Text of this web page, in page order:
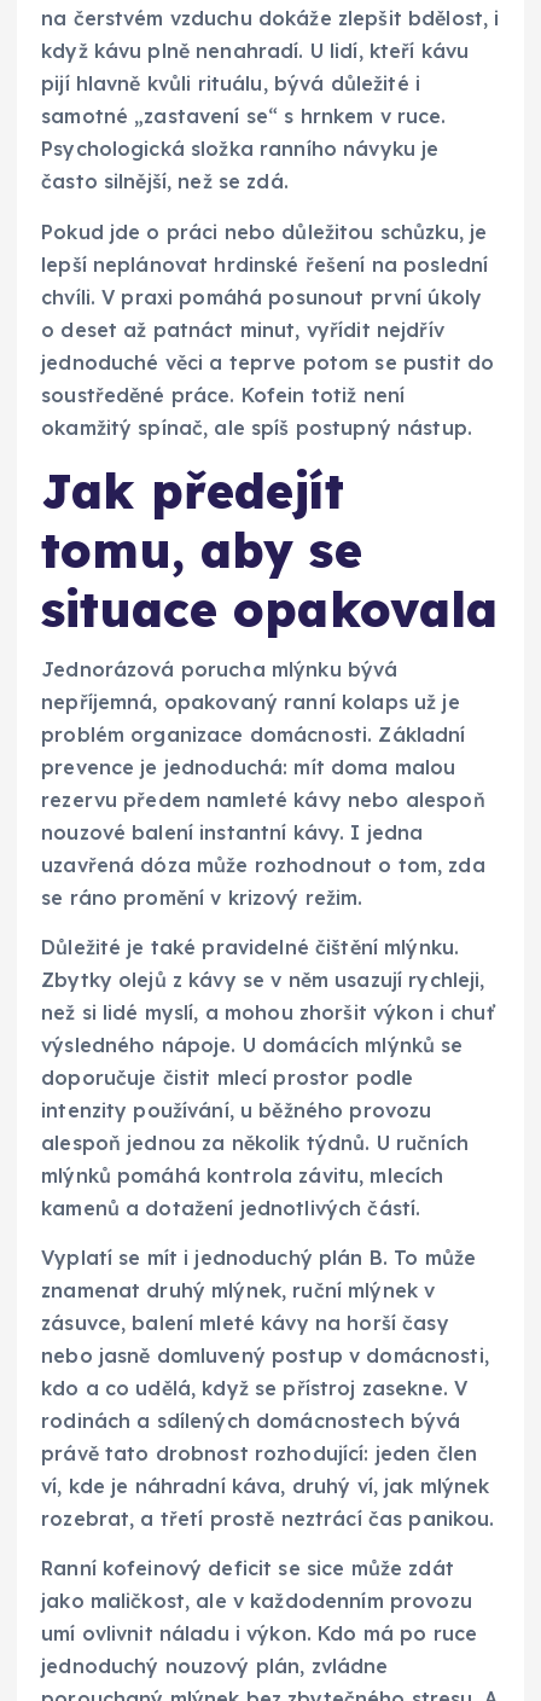
na čerstvém vzduchu dokáže zlepšit bdělost, i
když kávu plně nenahradí. U lidí, kteří kávu
pijí hlavně kvůli rituálu, bývá důležité i
samotné „zastavení se“ s hrnkem v ruce.
Psychologická složka ranního návyku je
často silnější, než se zdá.
Pokud jde o práci nebo důležitou schůzku, je
lepší neplánovat hrdinské řešení na poslední
chvíli. V praxi pomáhá posunout první úkoly
o deset až patnáct minut, vyřídit nejdřív
jednoduché věci a teprve potom se pustit do
soustředěné práce. Kofein totiž není
okamžitý spínač, ale spíš postupný nástup.
Jak předejít
tomu, aby se
situace opakovala
Jednorázová porucha mlýnku bývá
nepříjemná, opakovaný ranní kolaps už je
problém organizace domácnosti. Základní
prevence je jednoduchá: mít doma malou
rezervu předem namleté kávy nebo alespoň
nouzové balení instantní kávy. I jedna
uzavřená dóza může rozhodnout o tom, zda
se ráno promění v krizový režim.
Důležité je také pravidelné čištění mlýnku.
Zbytky olejů z kávy se v něm usazují rychleji,
než si lidé myslí, a mohou zhoršit výkon i chuť
výsledného nápoje. U domácích mlýnků se
doporučuje čistit mlecí prostor podle
intenzity používání, u běžného provozu
alespoň jednou za několik týdnů. U ručních
mlýnků pomáhá kontrola závitu, mlecích
kamenů a dotažení jednotlivých částí.
Vyplatí se mít i jednoduchý plán B. To může
znamenat druhý mlýnek, ruční mlýnek v
zásuvce, balení mleté kávy na horší časy
nebo jasně domluvený postup v domácnosti,
kdo a co udělá, když se přístroj zasekne. V
rodinách a sdílených domácnostech bývá
právě tato drobnost rozhodující: jeden člen
ví, kde je náhradní káva, druhý ví, jak mlýnek
rozebrat, a třetí prostě neztrácí čas panikou.
Ranní kofeinový deficit se sice může zdát
jako maličkost, ale v každodenním provozu
umí ovlivnit náladu i výkon. Kdo má po ruce
jednoduchý nouzový plán, zvládne